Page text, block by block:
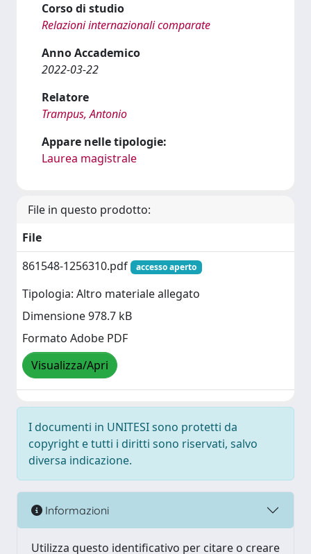
Corso di studio
Relazioni internazionali comparate
Anno Accademico
2022-03-22
Relatore
Trampus, Antonio
Appare nelle tipologie:
Laurea magistrale
File in questo prodotto:
File
861548-1256310.pdf
accesso aperto
Tipologia: Altro materiale allegato
Dimensione 978.7 kB
Formato Adobe PDF
Visualizza/Apri
I documenti in UNITESI sono protetti da
copyright e tutti i diritti sono riservati, salvo
diversa indicazione.
Informazioni
Utilizza questo identificativo per citare o creare